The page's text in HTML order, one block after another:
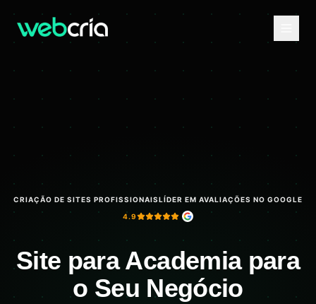
CRIAÇÃO DE SITES PROFISSIONAISLÍDER EM AVALIAÇÕES NO GOOGLE
4.9
Site para Academia para
o Seu Negócio